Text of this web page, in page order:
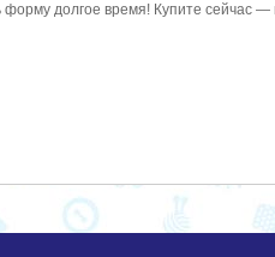
долгое время! Купите сейчас